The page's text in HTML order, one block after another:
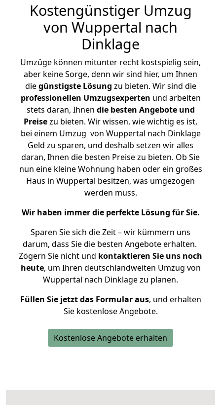
Kostengünstiger Umzug
von Wuppertal nach
Dinklage
Umzüge können mitunter recht kostspielig sein,
aber keine Sorge, denn wir sind hier, um Ihnen
diegünstigste Lösung zu bieten. Wir sind die
professionellen Umzugsexperten und arbeiten
stets daran, Ihnen die besten Angebote und
Preisezu bieten. Wir wissen, wie wichtig es ist,
bei einem Umzug von Wuppertal nach Dinklage
Geld zu sparen, und deshalb setzen wir alles
daran, Ihnen die besten Preise zu bieten. Ob Sie
nun eine kleine Wohnung haben oder ein großes
Haus in Wuppertal besitzen, was umgezogen
werden muss.
Wir haben immer die perfekte Lösung für Sie.
Sparen Sie sich die Zeit – wir kümmern uns
darum, dass Sie die besten Angebote erhalten.
Zögern Sie nicht und kontaktieren Sie uns noch
heute, um Ihren deutschlandweiten Umzug von
Wuppertal nach Dinklage zu planen.
Füllen Sie jetzt das Formular aus, und erhalten
Sie kostenlose Angebote.
Kostenlose Angebote erhalten